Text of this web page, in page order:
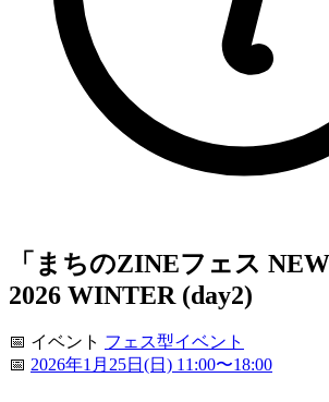
「​まちのZINEフェス
2026 WINTER (day2)
📅 イベント フェス型イベント
📅 2026年1月25日(日) 11:00〜18:00